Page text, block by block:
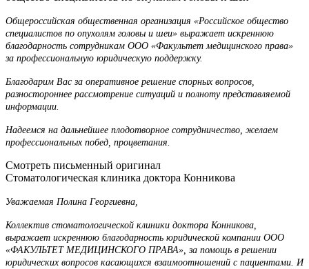
Общероссийская общественная организация «Российское общество
специалистов по опухолям головы и шеи» выражает искреннюю
благодарность сотрудникам ООО «Факультет медицинского права»
за профессиональную юридическую поддержку.
Благодарим Вас за оперативное решение спорных вопросов,
разностороннее рассмотрение ситуаций и полноту представляемой
информации.
Надеемся на дальнейшее плодотворное сотрудничество, желаем
профессиональных побед, процветания.
Смотреть письменный оригинал
Стоматологическая клиника доктора Конникова
Уважаемая Полина Георгиевна,
Коллектив стоматологической клиники доктора Конникова,
выражает искреннюю благодарность юридической компании ООО
«ФАКУЛЬТЕТ МЕДИЦИНСКОГО ПРАВА», за помощь в решении
юридических вопросов касающихся взаимоотношений с пациентами. И